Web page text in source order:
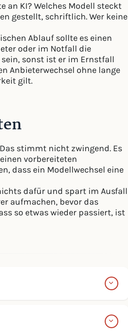
an KI? Welches Modell steckt
gestellt, schriftlich. Wer keine
Ablauf sollte es einen
oder im Notfall die
sonst ist er im Ernstfall
Anbieterwechsel ohne lange
gilt.
stimmt nicht zwingend. Es
vorbereiteten
dass ein Modellwechsel eine
dafür und spart im Ausfall
aufmachen, bevor das
so etwas wieder passiert, ist